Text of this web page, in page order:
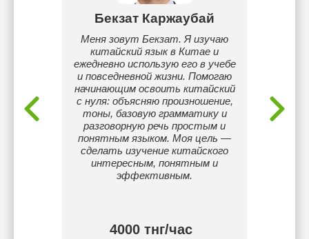
Бекзат Каржаубай
Меня зовут Бекзат. Я изучаю
китайский язык в Китае и
ежедневно использую его в учебе
и повседневной жизни. Помогаю
начинающим освоить китайский
с нуля: объясняю произношение,
тоны, базовую грамматику и
разговорную речь простым и
понятным языком. Моя цель —
сделать изучение китайского
интересным, понятным и
эффективным.
4000 тнг/час